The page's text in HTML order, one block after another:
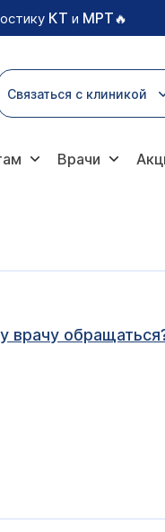
КТ и МРТ🔥
Связаться с клиникой
Врачи
врачу